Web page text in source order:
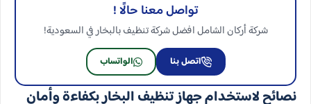
تواصل معنا حالًا !
شركة أركان الشامل افضل شركة تنظيف بالبخار في السعودية!
اتصل بنا الواتساب
نصائح لاستخدام جهاز تنظيف البخار بكفاءة وأمان